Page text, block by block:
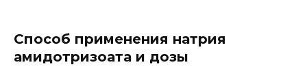
Способ применения натрия
амидотризоата и дозы